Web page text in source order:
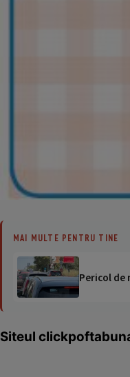
MAI MULTE PENTRU TINE
Pericol de
Siteul